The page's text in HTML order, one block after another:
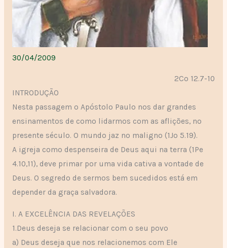
30/04/2009
2Co 12.7-10
INTRODUÇÃO
Nesta passagem o Apóstolo Paulo nos dar grandes
ensinamentos de como lidarmos com as aflições, no
presente século. O mundo jaz no maligno (1Jo 5.19).
A igreja como despenseira de Deus aqui na terra (1Pe
4.10,11), deve primar por uma vida cativa a vontade de
Deus. O segredo de sermos bem sucedidos está em
depender da graça salvadora.
I. A EXCELÊNCIA DAS REVELAÇÕES
1.Deus deseja se relacionar com o seu povo
a) Deus deseja que nos relacionemos com Ele